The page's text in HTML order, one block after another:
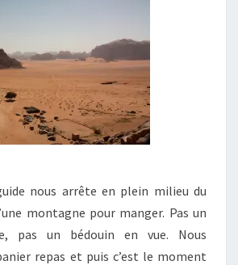
nous arrête en plein milieu du
montagne pour manger. Pas un
pas un bédouin en vue. Nous
repas et puis c’est le moment